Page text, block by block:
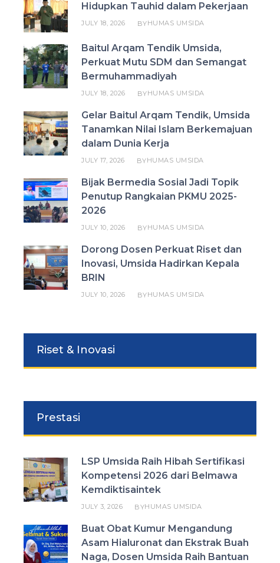
Hidupkan Tauhid dalam Pekerjaan
JULY 18, 2026 BYHUMAS UMSIDA
Baitul Arqam Tendik Umsida,
Perkuat Mutu SDM dan Semangat
Bermuhammadiyah
JULY 18, 2026 BYHUMAS UMSIDA
Gelar Baitul Arqam Tendik, Umsida
Tanamkan Nilai Islam Berkemajuan
dalam Dunia Kerja
JULY 17, 2026 BYHUMAS UMSIDA
Bijak Bermedia Sosial Jadi Topik
Penutup Rangkaian PKMU 2025-
2026
JULY 10, 2026 BYHUMAS UMSIDA
Dorong Dosen Perkuat Riset dan
Inovasi, Umsida Hadirkan Kepala
BRIN
JULY 10, 2026 BYHUMAS UMSIDA
Riset & Inovasi
Prestasi
LSP Umsida Raih Hibah Sertifikasi
Kompetensi 2026 dari Belmawa
Kemdiktisaintek
JULY 3, 2026 BYHUMAS UMSIDA
Buat Obat Kumur Mengandung
Asam Hialuronat dan Ekstrak Buah
Naga, Dosen Umsida Raih Bantuan